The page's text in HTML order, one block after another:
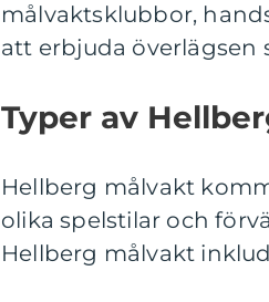
målvaktsklubbor,
att erbjuda överlägsen
Typer av
Hellberg målvakt
olika spelstilar och
Hellberg målvakt